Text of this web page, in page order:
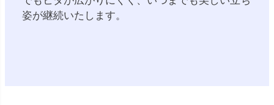
姿が継続いたします。